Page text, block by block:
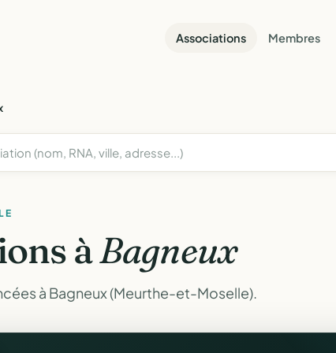
Associations Membres
àBagneux
à Bagneux (Meurthe-et-Moselle).